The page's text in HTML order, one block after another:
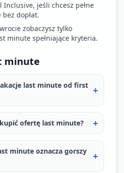
Inclusive, jeśli chcesz pełne
dopłat.
zobaczysz tylko
minute spełniające kryteria.
minute
last minute od first +
ofertę last minute? +
minute oznacza gorszy
+